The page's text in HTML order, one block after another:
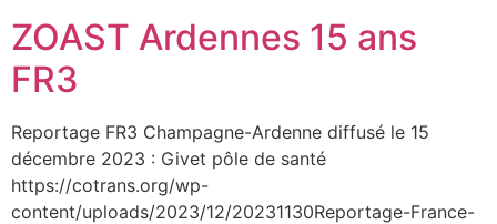
ZOAST Ardennes 15 ans
FR3
Reportage FR3 Champagne-Ardenne diffusé le 15
décembre 2023 : Givet pôle de santé
https://cotrans.org/wp-
content/uploads/2023/12/20231130Reportage-France-